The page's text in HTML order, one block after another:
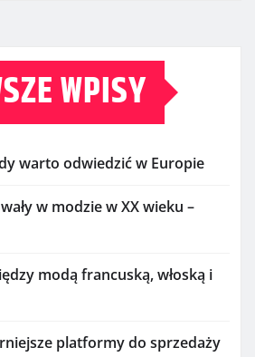
WPISY
warto odwiedzić w Europie
w modzie w XX wieku –
modą francuską, włoską i
platformy do sprzedaży